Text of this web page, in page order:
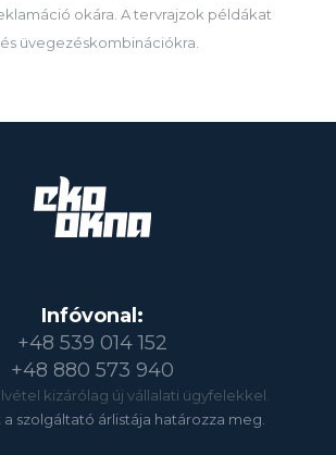
okára. A tervrajzok példákat
üvegezéskombinációkra.
Infóvonal:
+48 539 014 152
+48 880 573 940
kizárólag új vállalati ügyfelekkel.
a szolgáltató árlistája határozza meg.